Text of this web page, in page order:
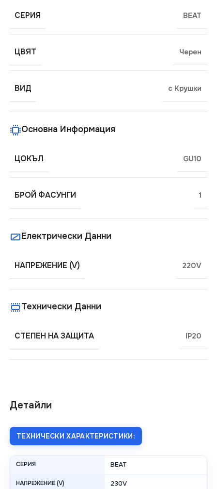
Детайли
ТЕХНИЧЕСКИ ХАРАКТЕРИСТИКИ:
СЕРИЯ BEAT
НАПРЕЖЕНИЕ (V) 230V
СЕРИЯ BEAT
ЦВЯТ Черен
ВИД с Крушки
Основна Информация
ЦОКЪЛ GU10
БРОЙ ФАСУНГИ 1
Електрически Данни
НАПРЕЖЕНИЕ (V) 220V
Технически Данни
СТЕПЕН НА ЗАЩИТА IP20